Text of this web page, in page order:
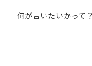
何が言いたいかって？